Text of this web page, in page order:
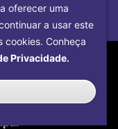
Federal
da
o CMS de
oferecer uma
a usar este
cookies. Conheça
Privacidade.